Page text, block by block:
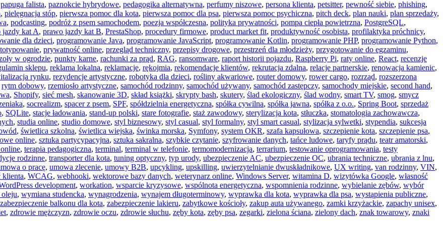
papuga falista, paznokcie hybrydowe, pedagogika alternatywna, perfumy niszowe, persona klienta, petsitter, pewność siebie, phishing,
, pielęgnacja stóp, pierwsza pomoc dla kota, pierwsza pomoc dla psa, pierwsza pomoc psychiczna, pitch deck, plan nauki, plan sprzedaży,
, podcasting, podróż z psem samochodem, poezja współczesna, polityka prywatności, pompa ciepła powietrzna, PostgreSQL,
jazdy kat A, prawo jazdy kat B, PrestaShop, procedury firmowe, product market fit, produktywność osobista, profilaktyka próchnicy,
dla dzieci, programowanie Java, programowanie JavaScript, programowanie Kotlin, programowanie PHP, programowanie Python,
, prywatność online, przegląd techniczny, przepisy drogowe, przestrzeń dla młodzieży, przygotowanie do egzaminu,
w ogrodzie, punkty karne, rachunki za prąd, RAG, ransomware, raport historii pojazdu, Raspberry Pi, raty online, React, recenzje
sklepu, reklama lokalna, reklamacje, rękojmia, rekomendacje klientów, rekrutacja zdalna, relacje partnerskie, renowacja kamienic,
rynku, rezydencje artystyczne, robotyka dla dzieci, rośliny akwariowe, router domowy, rower cargo, rozrząd, rozszerzona
rytm dobowy, rzemiosło artystyczne, samochód rodzinny, samochód używany, samochód zastępczy, samochody miejskie, second hand,
, Shopify, sieć mesh, skanowanie 3D, skład książki, skrypty bash, skutery, ślad ekologiczny, ślad wodny, smart TV, smog, smycz
, socrealizm, spacer z psem, SPF, spółdzielnia energetyczna, spółka cywilna, spółka jawna, spółka z o.o., Spring Boot, sprzedaż
, SQLite, stacje ładowania, stand-up polski, stare fotografie, staż zawodowy, sterylizacja kota, stłuczka, stomatologia zachowawcza,
, studia online, studio domowe, styl biznesowy, styl casual, styl formalny, styl smart casual, stylizacja sylwetki, stypendia, sukcesja
, świetlica szkolna, świetlica wiejska, świnka morska, Symfony, system OKR, szafa kapsułowa, szczepienie kota, szczepienie psa,
online, sztuka partycypacyjna, sztuka sakralna, szybkie czytanie, szyfrowanie danych, tańce ludowe, taryfy prądu, teatr amatorski,
, terapia pedagogiczna, terminal, terminal w telefonie, termomodernizacja, terrarium, testowanie oprogramowania, testy
rodzinne, transporter dla kota, tuning optyczny, typ urody, ubezpieczenie AC, ubezpieczenie OC, ubrania techniczne, ubrania z lnu,
o pracę, umowa zlecenie, umowy B2B, upcykling, upskilling, uwierzytelnianie dwuskładnikowe, UX writing, van rodzinny, VIN,
klienta, WCAG, webhooki, wektorowe bazy danych, weterynarz online, Windows Server, witamina D, wizytówka Google, własność
development, workation, wsparcie kryzysowe, wspólnota energetyczna, wspomnienia rodzinne, wybielanie zębów, wybór
, wymiana studencka, wynagrodzenia, wynajem długoterminowy, wyprawka dla kota, wyprawka dla psa, wystąpienia publiczne,
zabezpieczenie balkonu dla kota, zabezpieczenie lakieru, zabytkowe kościoły, zakup auta używanego, zamki krzyżackie, zapachy unisex,
, zdrowie mężczyzn, zdrowie oczu, zdrowie słuchu, zęby kota, zęby psa, zegarki, zielona ściana, zielony dach, znak towarowy, znaki